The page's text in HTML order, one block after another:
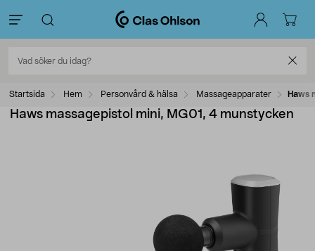
Startsida Hem Personvård & hälsa Massageapparater Haws
Haws massagepistol mini, MG01, 4 munstycken